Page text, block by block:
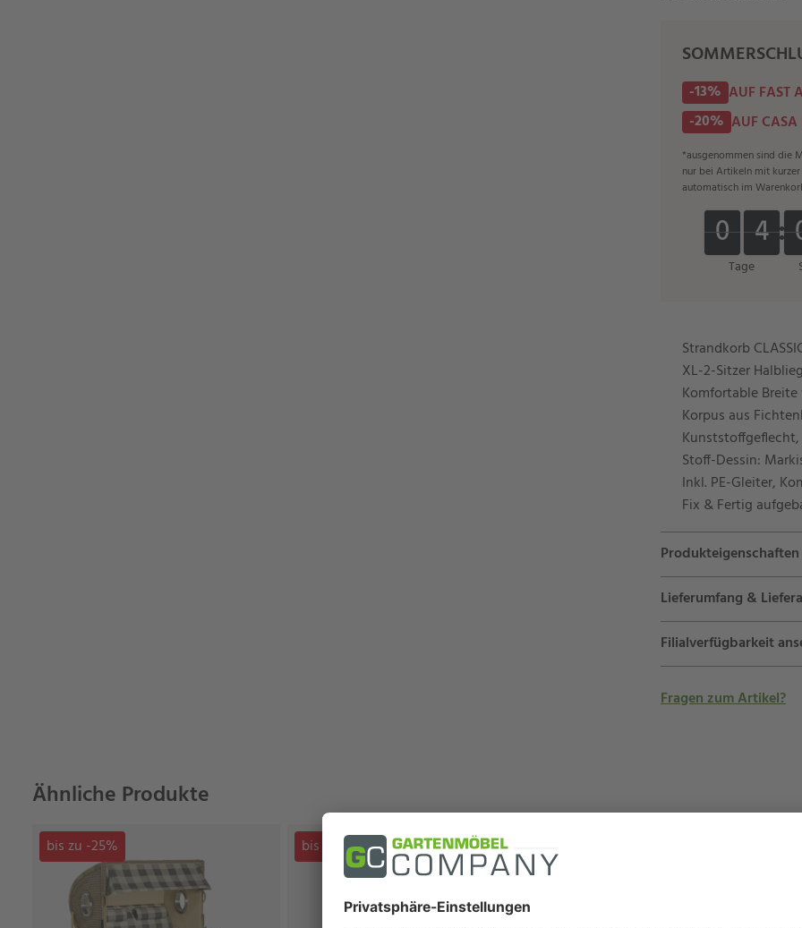
-13% AUF FAST
-20% AUF
*ausgenommen sind die
nur bei Artikeln mit
automatisch im
Tage
0
0
0
0 4
4
4
4
Strandkorb
XL-2-Sitzer
Komfortable Breite
Korpus aus
Stoff-Dessin:
Inkl. PE-Gleiter,
Fix & Fertig
Produkteigenschaften
Lieferumfang &
Filialverfügbarkeit
Fragen zum Artikel?
Ähnliche Produkte
bis zu -25% bis zu -31%